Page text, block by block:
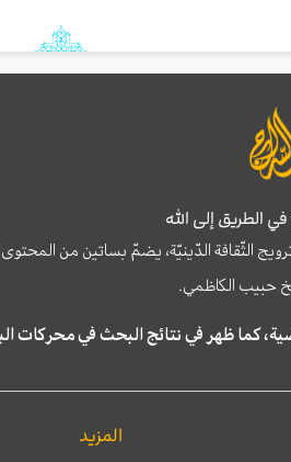
الطريق إلى الله
الثّقافة الدّينيّة، يضمّ بساتين من
حبيب الكاظمي.
المزيد